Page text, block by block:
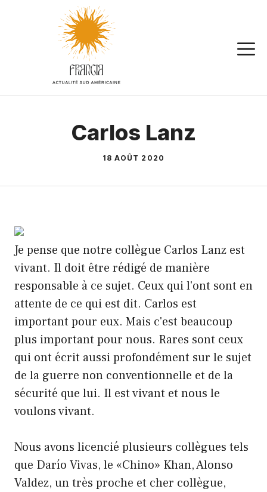
Carlos Lanz
18 AOÛT 2020
Je pense que notre collègue Carlos Lanz est
vivant. Il doit être rédigé de manière
responsable à ce sujet. Ceux qui l'ont sont en
attente de ce qui est dit. Carlos est
important pour eux. Mais c'est beaucoup
plus important pour nous. Rares sont ceux
qui ont écrit aussi profondément sur le sujet
de la guerre non conventionnelle et de la
sécurité que lui. Il est vivant et nous le
voulons vivant.
Nous avons licencié plusieurs collègues tels
que Darío Vivas, le «Chino» Khan, Alonso
Valdez, un très proche et cher collègue,